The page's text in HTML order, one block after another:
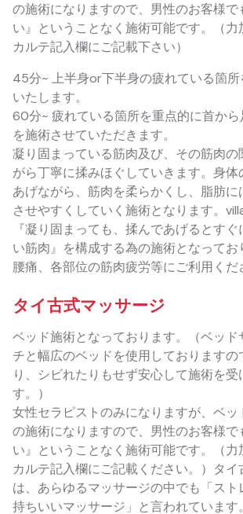
の施術になりますので、男性のお客様で
い』ということなく施術可能です。（
カルテ記入欄にご記載下さい）
45分~ 上半身or下半身の疲れている箇
いたします。
60分~ 疲れている箇所を重点的に首か
を施術させていただきます。
凝り固まっている筋肉及び、その筋肉の
がら丁寧に揉みほぐしていきます。身体
あげながら、筋肉を柔らかくし、脂肪
させやすくしていく施術となります。
『凝り固まっても、揉んであげるとす
い筋肉』を構成する為の施術となってお
腰痛、各部位の筋肉疲労等にご利用くだ
タイ古式マッサージ
ベッド施術となっております。（ベッ
チと幅広のベッドを使用しておりますの
り、シビれたりもせず安心して施術を受
す。）
女性セラピストのみになりますが、ベッ
の施術になりますので、男性のお客様で
い』ということなく施術可能です。（
カルテ記入欄にご記載ください。）タイ
は、あらゆるマッサージの中でも「ス
持ちいいマッサージ」と言われています。